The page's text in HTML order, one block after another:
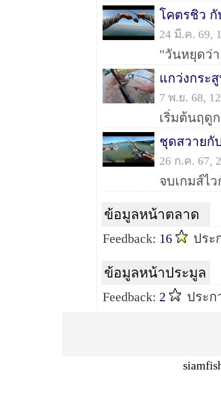
โคตรชิว
24 มี.ค. 69,
7 พ.ย. 68,
ชุดสวายกั
26 ก.ค. 67,
ข้อมูลหน้าตลาด
Feedback: 16 ปร
ข้อมูลหน้าประมูล
Feedback: 2 ประก